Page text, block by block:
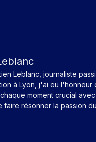
Leblanc, journaliste
à Lyon, j'ai eu
moment crucial
faire résonner la passion